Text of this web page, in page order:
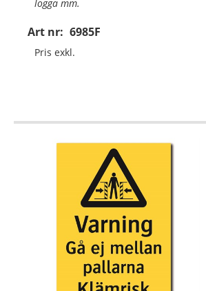
Art nr: 6985F
logga mm.
Material:Självhäftande folie
Mått:297x420mm (eller annat mått
Pris exkl.